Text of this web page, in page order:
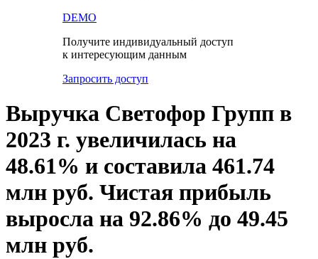
DEMO
Получите индивидуальный доступ
к интересующим данным
Запросить доступ
Выручка Светофор Групп в
2023 г. увеличилась на
48.61% и составила 461.74
млн руб. Чистая прибыль
выросла на 92.86% до 49.45
млн руб.